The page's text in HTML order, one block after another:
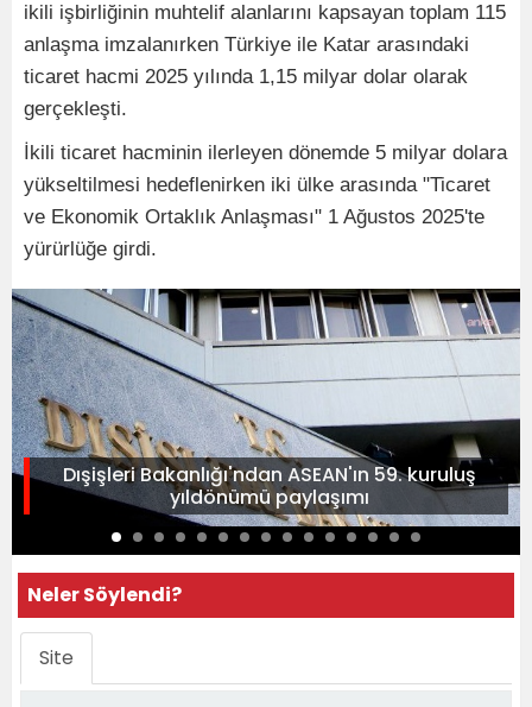
ikili işbirliğinin muhtelif alanlarını kapsayan toplam 115
anlaşma imzalanırken Türkiye ile Katar arasındaki
ticaret hacmi 2025 yılında 1,15 milyar dolar olarak
gerçekleşti.
İkili ticaret hacminin ilerleyen dönemde 5 milyar dolara
yükseltilmesi hedeflenirken iki ülke arasında "Ticaret
ve Ekonomik Ortaklık Anlaşması" 1 Ağustos 2025'te
yürürlüğe girdi.
Dışişleri Bakanlığı'ndan ASEAN'ın 59. kuruluş
yıldönümü paylaşımı
Neler Söylendi?
Site